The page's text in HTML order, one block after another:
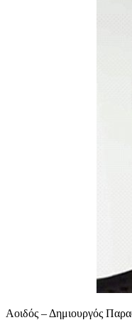
Αοιδός – Δημιουργός